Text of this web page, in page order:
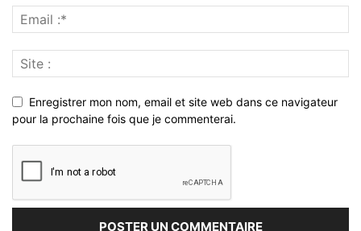
Enregistrer mon nom, email et site web dans ce navigateur
pour la prochaine fois que je commenterai.